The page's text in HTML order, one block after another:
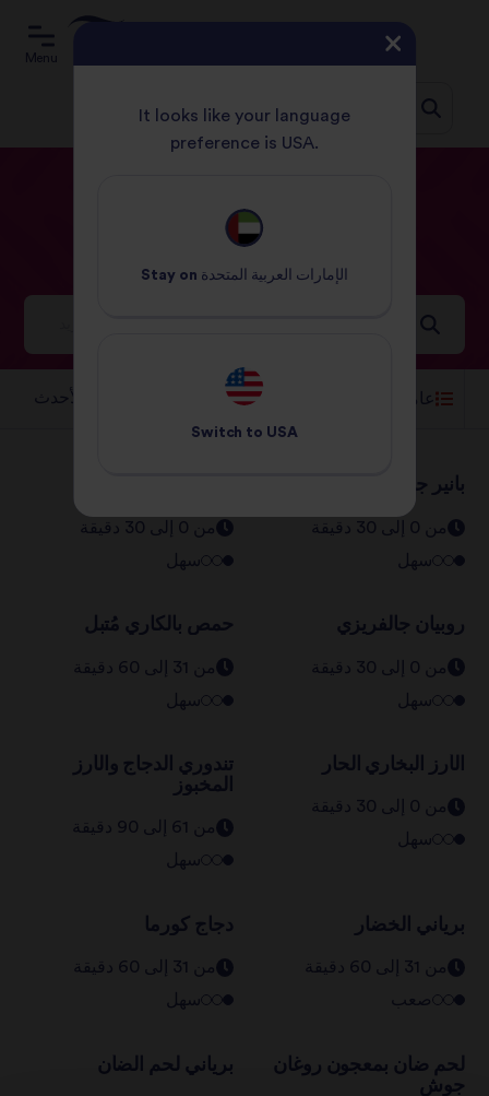
Menu
هندي الوصفات
عامل التصفية
بانير جالفريزي
من 0 إلى 30 دقيقة
سهل
من 0 إلى 30 دقيقة
سهل
روبيان جالفريزي
من 0 إلى 30 دقيقة
سهل
حمص بالكاري مُتبل
من 31 إلى 60 دقيقة
سهل
الأرز البخاري الحار
من 0 إلى 30 دقيقة
سهل
تندوري الدجاج والأرز
المخبوز
من 61 إلى 90 دقيقة
سهل
برياني الخضار
من 31 إلى 60 دقيقة
صعب
دجاج كورما
من 31 إلى 60 دقيقة
سهل
لحم ضأن بمعجون روغان
جوش
برياني لحم الضأن
It looks like your language
preference is USA.
Stay on الإمارات العربية المتحدة
Switch to USA